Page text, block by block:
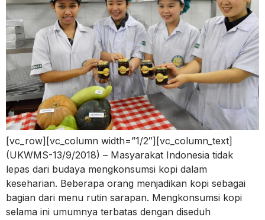
[vc_row][vc_column width=”1/2″][vc_column_text]
(UKWMS-13/9/2018) – Masyarakat Indonesia tidak
lepas dari budaya mengkonsumsi kopi dalam
keseharian. Beberapa orang menjadikan kopi sebagai
bagian dari menu rutin sarapan. Mengkonsumsi kopi
selama ini umumnya terbatas dengan diseduh